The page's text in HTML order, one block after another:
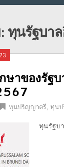
ทุนรัฐบา
ษาของรัฐ
ทุนปริญญาตรี ทุน
ทุนรัฐบ